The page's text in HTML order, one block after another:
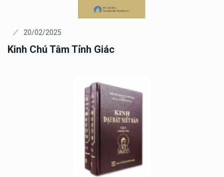
20/02/2025
Kinh Chú Tâm Tỉnh Giác